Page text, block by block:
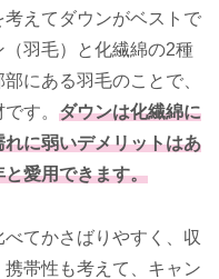
えてダウンがベストで
羽毛）と化繊綿の2種
にある羽毛のことで、
す。 ダウンは化繊綿に
に弱いデメリットはあ
愛用できます。
てかさばりやすく、収
帯性も考えて、キャン